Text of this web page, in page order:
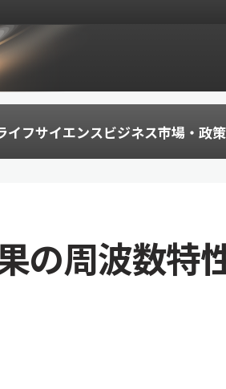
イフサイエンスビジネス市場・政策
の周波数特